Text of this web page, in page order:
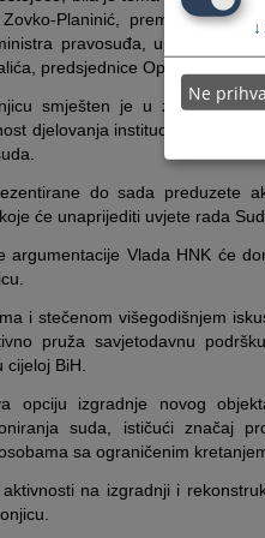
Planinić, premijerke
pravosuđa, uprave i
predsjednice Općinskoga
smješten je u zgradi koja
djelovanja institucije.
do sada preduzete
će unaprijediti uvjete rada
argumentacije Vlada HNK će
i stečenom višegodišnjem
pruža savjetodavnu
BiH.
opciju izgradnje novog
suda, ističući značaj
sa ograničenim
na izgradnji i
↓
Ne